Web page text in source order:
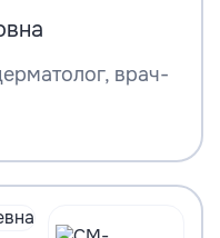
врач-